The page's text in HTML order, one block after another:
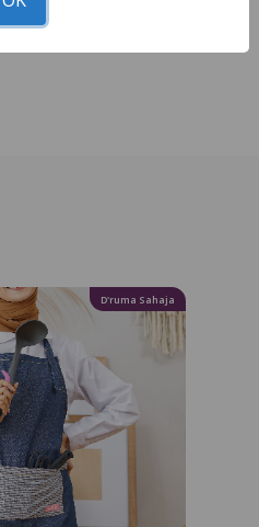
D'ruma Sahaja